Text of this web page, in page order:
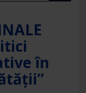
în